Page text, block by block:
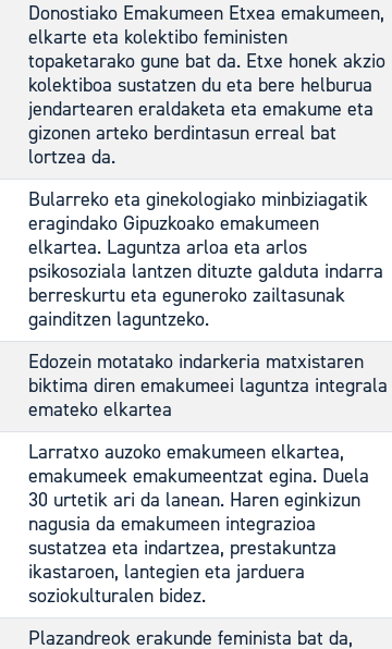
Donostiako Emakumeen Etxea emakumeen,
elkarte eta kolektibo feministen
topaketarako gune bat da. Etxe honek akzio
kolektiboa sustatzen du eta bere helburua
jendartearen eraldaketa eta emakume eta
gizonen arteko berdintasun erreal bat
lortzea da.
Bularreko eta ginekologiako minbiziagatik
eragindako Gipuzkoako emakumeen
elkartea. Laguntza arloa eta arlos
psikosoziala lantzen dituzte galduta indarra
berreskurtu eta eguneroko zailtasunak
gainditzen laguntzeko.
Edozein motatako indarkeria matxistaren
biktima diren emakumeei laguntza integrala
emateko elkartea
Larratxo auzoko emakumeen elkartea,
emakumeek emakumeentzat egina. Duela
30 urtetik ari da lanean. Haren eginkizun
nagusia da emakumeen integrazioa
sustatzea eta indartzea, prestakuntza
ikastaroen, lantegien eta jarduera
soziokulturalen bidez.
Plazandreok erakunde feminista bat da,